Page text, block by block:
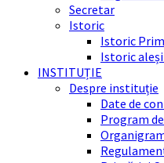
Secretar
Istoric
Istoric
Istoric
INSTITUȚIE
Despre instituție
Date de
Program